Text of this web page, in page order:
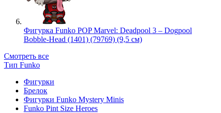
Фигурка Funko POP Marvel: Deadpool 3 – Dogpool
Bobble-Head (1401) (79769) (9,5 см)
Смотреть все
Тип Funko
Фигурки
Брелок
Фигурки Funko Mystery Minis
Funko Pint Size Heroes